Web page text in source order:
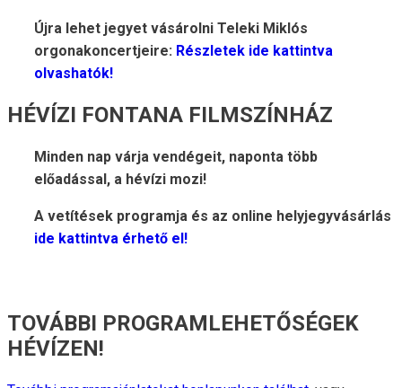
Újra lehet jegyet vásárolni Teleki Miklós
orgonakoncertjeire: Részletek ide kattintva
olvashatók!
HÉVÍZI FONTANA FILMSZÍNHÁZ
Minden nap várja vendégeit, naponta több
előadással, a hévízi mozi!
A vetítések programja és az online helyjegyvásárlás
ide kattintva érhető el!
TOVÁBBI PROGRAMLEHETŐSÉGEK
HÉVÍZEN!